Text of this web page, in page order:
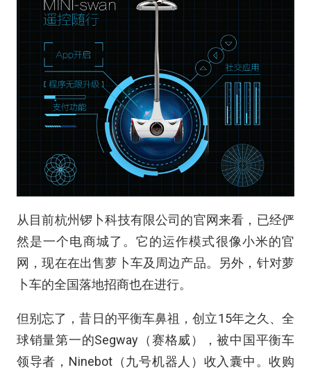
从目前杭州锣卜科技有限公司的官网来看，已经俨
然是一个电商城了。它的运作模式很像小米的官
网，现在在出售萝卜车及周边产品。另外，针对萝
卜车的全国落地招商也在进行。
但别忘了，昔日的平衡车鼻祖，创立15年之久、全
球销量第一的Segway（赛格威），被中国平衡车
领导者，Ninebot（九号机器人）收入囊中。收购